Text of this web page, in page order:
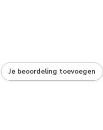
Je beoordeling toevoegen